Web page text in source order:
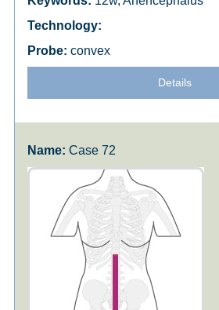
convex
Details
Case 72